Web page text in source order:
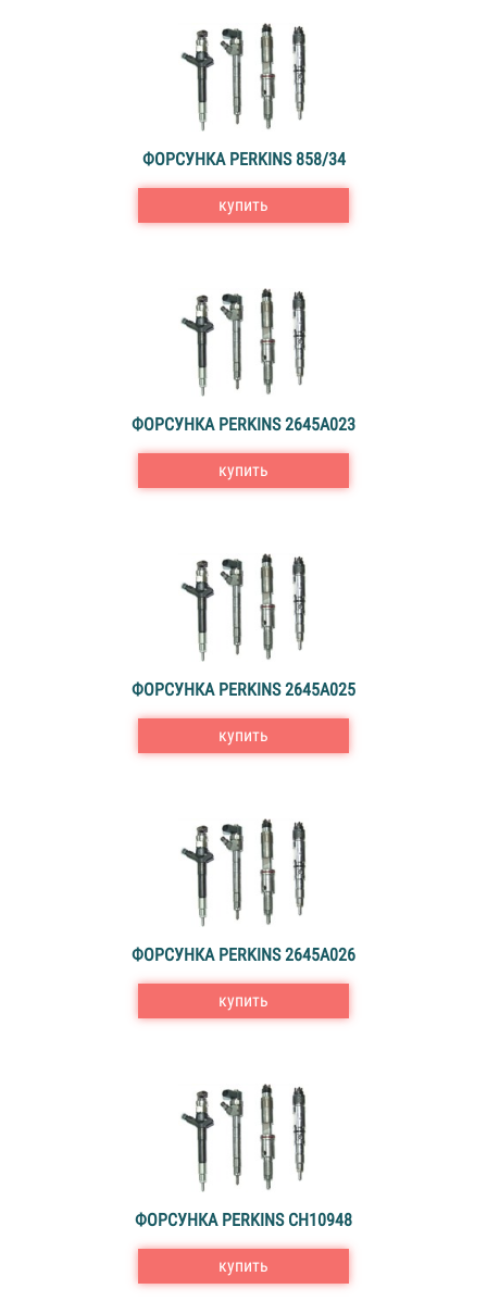
ФОРСУНКА PERKINS 858/34
купить
ФОРСУНКА PERKINS 2645A023
купить
ФОРСУНКА PERKINS 2645A025
купить
ФОРСУНКА PERKINS 2645A026
купить
ФОРСУНКА PERKINS CH10948
купить